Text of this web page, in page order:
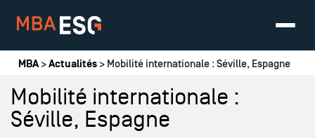
Vous êtes ici
MBA>Actualités > Mobilité internationale : Séville, Espagne
Mobilité internationale :
Séville, Espagne